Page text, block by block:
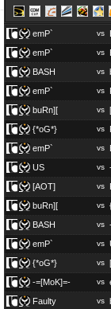
emP` vs
emP`
vs
BASH
vs
emP`
vs
buRn][
vs
{*oG*}
vs
emP`
vs
US
vs
[AOT]
vs
buRn][
vs
BASH
vs
emP`
vs
{*oG*}
vs
-=[MoK]=-
vs
Faulty
vs